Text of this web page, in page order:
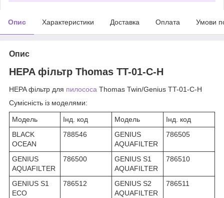
Опис Характеристики Доставка Оплата Умови
Опис
HEPA фільтр Thomas TT-01-C-H
HEPA фільтр для пилососа Thomas Twin/Genius TT-01-C-H
Сумісність із моделями:
Модель Інд. код Модель
Інд. код
BLACK
OCEAN
788546
GENIUS
AQUAFILTER
786505
GENIUS
AQUAFILTER
786500
GENIUS S1
AQUAFILTER
786510
GENIUS S1
ECO
786512
GENIUS S2
AQUAFILTER
786511